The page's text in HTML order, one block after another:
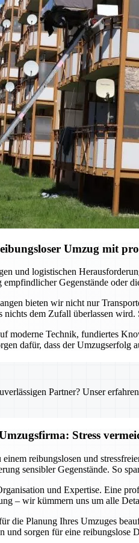
Umzug mit
und logistischen
Gegenstände oder
bieten wir nicht nur
nichts dem Zufall überlassen
moderne Technik, fundiertes
dafür, dass der Umzugserfolg
Partner? Unser
Stress
reibungslosen und
sensibler Gegenstände. So
und Expertise. Eine
– wir kümmern uns um alle
die Planung Ihres Umzuges
und sorgen für eine